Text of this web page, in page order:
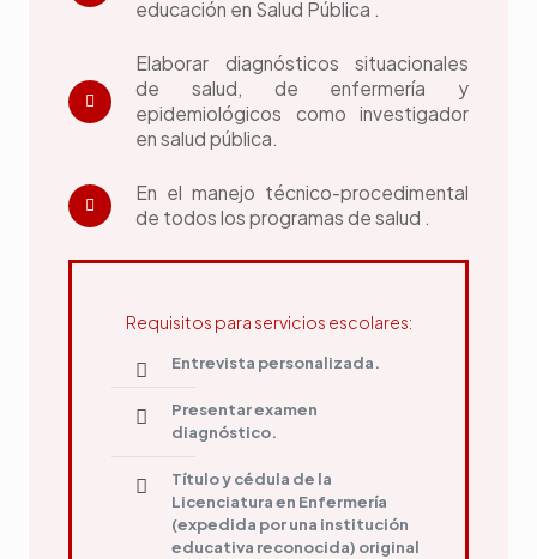
educación en Salud Pública .
Elaborar diagnósticos situacionales
de salud, de enfermería y
epidemiológicos como investigador
en salud pública.
En el manejo técnico-procedimental
de todos los programas de salud .
Requisitos para servicios escolares:
Entrevista personalizada.
Presentar examen
diagnóstico.
Título y cédula de la
Licenciatura en Enfermería
(expedida por una institución
educativa reconocida) original